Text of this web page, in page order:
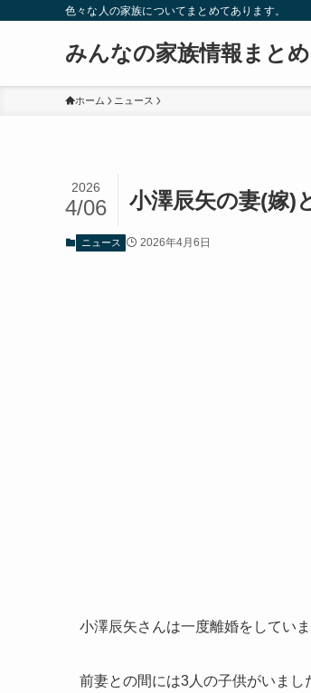
色々な人の家族についてまとめてあります。
みんなの家族情報まとめ
ホーム ニュース
小澤辰矢の妻(嫁)
2026
4/06
ニュース 2026年4月6日
小澤辰矢さんは一度離婚をしていま
前妻との間には3人の子供がいまし